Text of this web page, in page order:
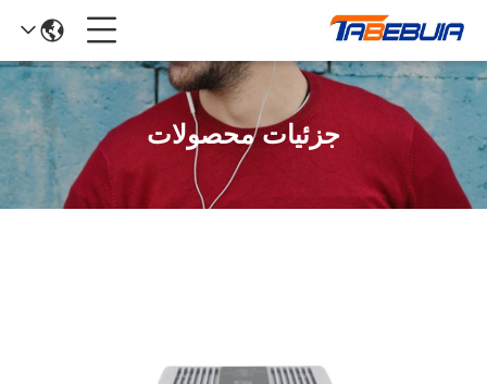
جزئیات محصولات